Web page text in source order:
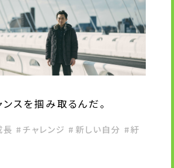
ンスを掴み取るんだ。
分 #紆